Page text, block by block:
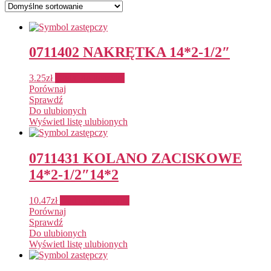
0711402 NAKRĘTKA 14*2-1/2″
3.25zł
Porównaj
Sprawdź
Do ulubionych
Wyświetl listę ulubionych
0711431 KOLANO ZACISKOWE
14*2-1/2″14*2
10.47zł
Porównaj
Sprawdź
Do ulubionych
Wyświetl listę ulubionych